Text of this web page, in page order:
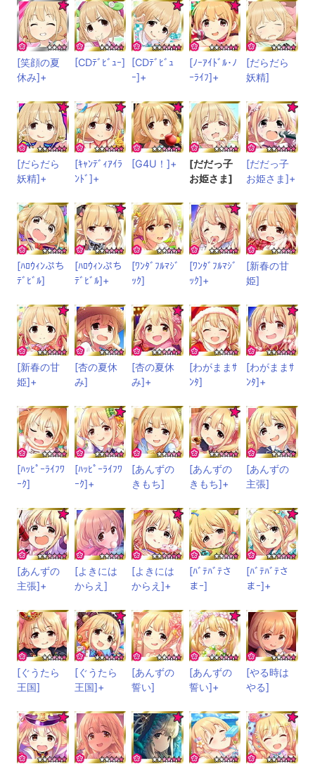
[笑顔の夏
休み]+
[CDﾃﾞﾋﾞｭｰ]
[CDﾃﾞﾋﾞｭ
ｰ]+
[ﾉｰｱｲﾄﾞﾙ･ﾉ
ｰﾗｲﾌ]+
[だらだら
妖精]
[だらだら
妖精]+
[ｷｬﾝﾃﾞｨｱｲﾗ
ﾝﾄﾞ]+
[G4U！]+
[だだっ子
お姫さま]
[だだっ子
お姫さま]+
[ﾊﾛｳｨﾝぷち
ﾃﾞﾋﾞﾙ]
[ﾊﾛｳｨﾝぷち
ﾃﾞﾋﾞﾙ]+
[ﾜﾝﾀﾞﾌﾙﾏｼﾞ
ｯｸ]
[ﾜﾝﾀﾞﾌﾙﾏｼﾞ
ｯｸ]+
[新春の甘
姫]
[新春の甘
姫]+
[杏の夏休
み]
[杏の夏休
み]+
[わがままｻ
ﾝﾀ]
[わがままｻ
ﾝﾀ]+
[ﾊｯﾋﾟｰﾗｲﾌﾜ
ｰｸ]
[ﾊｯﾋﾟｰﾗｲﾌﾜ
ｰｸ]+
[あんずの
きもち]
[あんずの
きもち]+
[あんずの
主張]
[あんずの
主張]+
[よきには
からえ]
[よきには
からえ]+
[ﾊﾞﾃﾊﾞﾃさ
まｰ]
[ﾊﾞﾃﾊﾞﾃさ
まｰ]+
[ぐうたら
王国]
[ぐうたら
王国]+
[あんずの
誓い]
[あんずの
誓い]+
[やる時は
やる]